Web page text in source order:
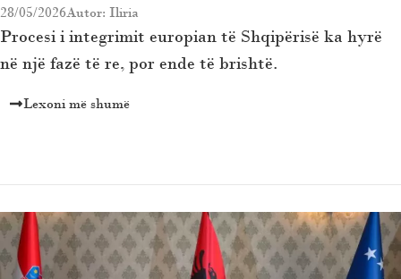
28/05/2026Autor: Iliria
Procesi i integrimit europian të Shqipërisë ka hyrë
në një fazë të re, por ende të brishtë.
Lexoni më shumë